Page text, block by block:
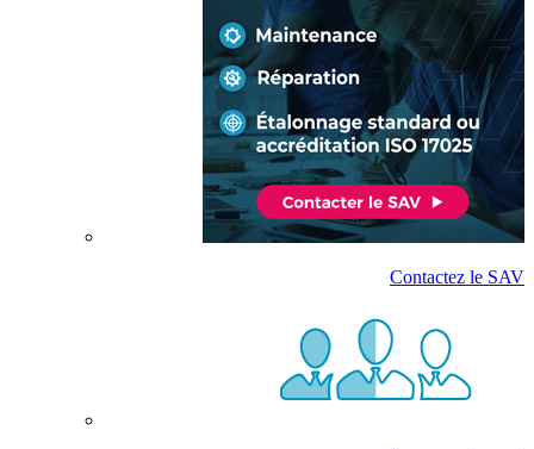
Contactez le SAV